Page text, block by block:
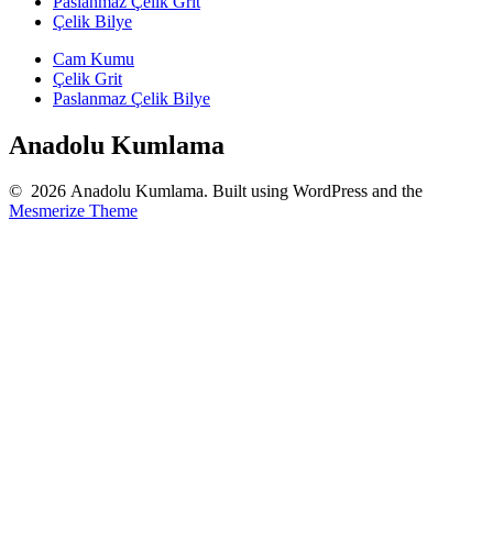
Çelik Bilye
Cam Kumu
Çelik Grit
Paslanmaz Çelik Bilye
Anadolu Kumlama
© 2026 Anadolu Kumlama. Built using WordPress and the
Mesmerize Theme